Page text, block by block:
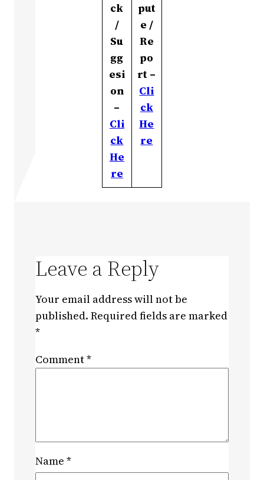
ck
/
Su
gg
esi
on
–
Cli
ck
He
re
put
e /
Re
po
rt –
Cli
ck
He
re
Leave a Reply
Your email address will not be
published. Required fields are marked
*
Comment*
Name *